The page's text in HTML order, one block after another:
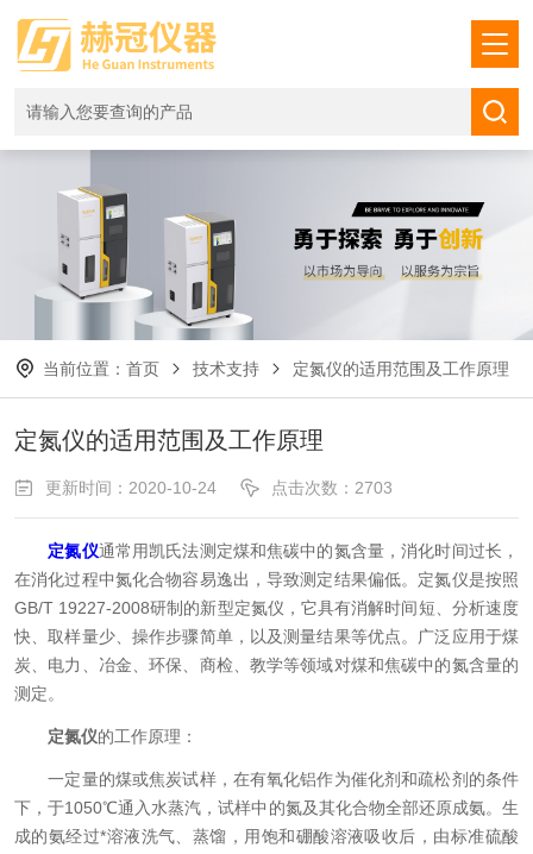
当前位置： 首页 技术支持 定氮仪的适用范围及工作原理
定氮仪的适用范围及工作原理
更新时间：2020-10-24 点击次数：2703
定氮仪通常用凯氏法测定煤和焦碳中的氮含量，消化时间过长，
在消化过程中氮化合物容易逸出，导致测定结果偏低。定氮仪是按照
GB/T 19227-2008研制的新型定氮仪，它具有消解时间短、分析速度
快、取样量少、操作步骤简单，以及测量结果等优点。广泛应用于煤
炭、电力、冶金、环保、商检、教学等领域对煤和焦碳中的氮含量的
测定。
定氮仪的工作原理：
一定量的煤或焦炭试样，在有氧化铝作为催化剂和疏松剂的条件
下，于1050℃通入水蒸汽，试样中的氮及其化合物全部还原成氨。生
成的氨经过*溶液洗气、蒸馏，用饱和硼酸溶液吸收后，由标准硫酸